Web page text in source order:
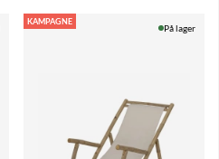
KAMPAGNE
På lager